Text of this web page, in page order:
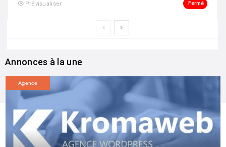
Prévisualiser Fermé
Annonces à la une
Agence